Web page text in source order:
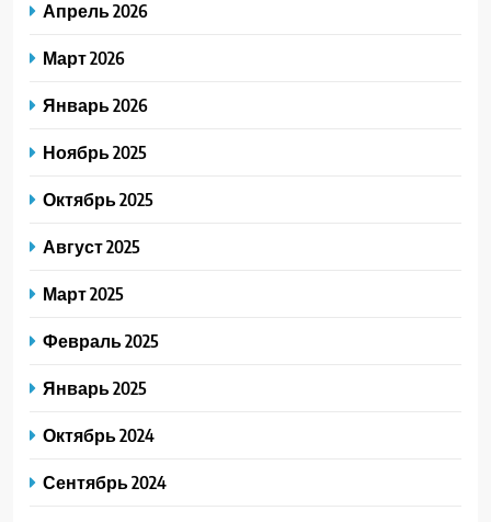
Апрель 2026
Март 2026
Январь 2026
Ноябрь 2025
Октябрь 2025
Август 2025
Март 2025
Февраль 2025
Январь 2025
Октябрь 2024
Сентябрь 2024